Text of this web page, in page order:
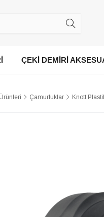
ÇEKİ DEMİRİ
Çamurluklar Knott